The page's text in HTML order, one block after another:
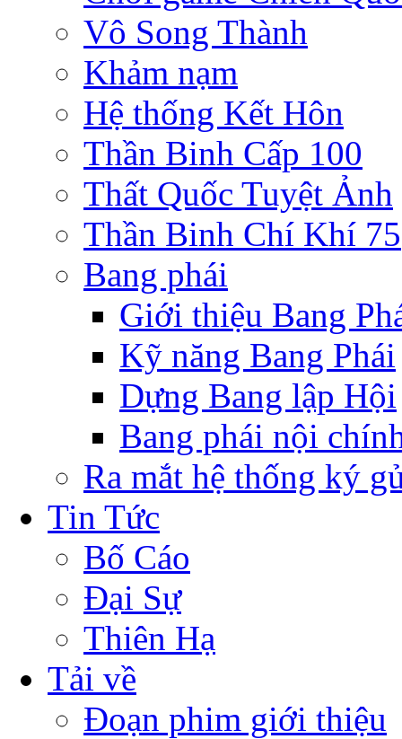
Vô Song Thành
Khảm nạm
Hệ thống Kết Hôn
Thần Binh Cấp 100
Thất Quốc Tuyệt Ảnh
Thần Binh Chí Khí 75
Bang phái
Giới thiệu Bang
Kỹ năng Bang Phái
Dựng Bang lập Hội
Bang phái nội
Ra mắt hệ thống ký
Tin Tức
Bố Cáo
Đại Sự
Thiên Hạ
Tải về
Đoạn phim giới thiệu